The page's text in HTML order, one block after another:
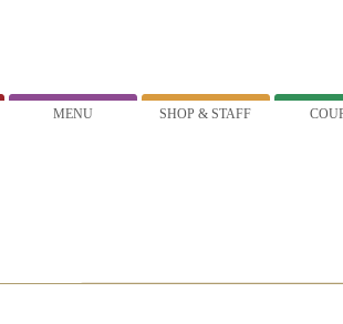
MENU SHOP & STAFF